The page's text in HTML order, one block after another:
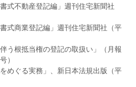
式不動産登記編」週刊住宅新聞社
式商業登記編」週刊住宅新聞社（平
う根抵当権の登記の取扱い」（月報
）
めぐる実務」、新日本法規出版（平